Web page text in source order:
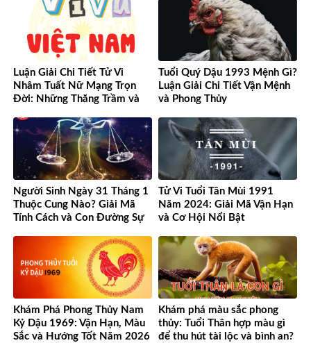
Luận Giải Chi Tiết Tử Vi
Nhâm Tuất Nữ Mạng Trọn
Đời: Những Thăng Trầm và
Tuổi Quý Dậu 1993 Mệnh Gì?
Luận Giải Chi Tiết Vận Mệnh
và Phong Thủy
Người Sinh Ngày 31 Tháng 1
Thuộc Cung Nào? Giải Mã
Tính Cách và Con Đường Sự
Tử Vi Tuổi Tân Mùi 1991
Năm 2024: Giải Mã Vận Hạn
và Cơ Hội Nổi Bật
Khám Phá Phong Thủy Nam
Kỷ Dậu 1969: Vận Hạn, Màu
Sắc và Hướng Tốt Năm 2026
Khám phá màu sắc phong
thủy: Tuổi Thân hợp màu gì
để thu hút tài lộc và bình an?